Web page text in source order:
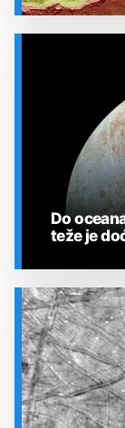
SVEMIR
Do
teže je